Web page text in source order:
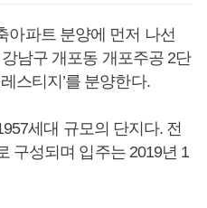
아파트 분양에 먼저 나선
남구 개포동 개포주공 2단
스티지’를 분양한다.
세대 규모의 단지다. 전
구성되며 입주는 2019년 1